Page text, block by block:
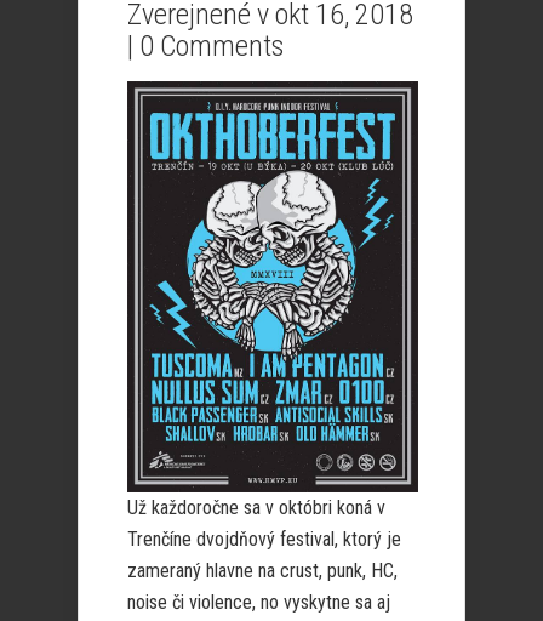
Zverejnené v okt 16, 2018
| 0 Comments
Už každoročne sa v októbri koná v
Trenčíne dvojdňový festival, ktorý je
zameraný hlavne na crust, punk, HC,
noise či violence, no vyskytne sa aj